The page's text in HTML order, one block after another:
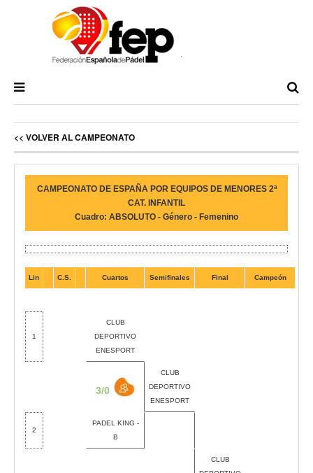
<< VOLVER AL CAMPEONATO
CAMPEONATO DE ESPAÑA POR EQUIPOS DE MENORES 2ª
CAT. INFANTIL
Cuadro: ABSOLUTO - Género - Femenino
Lin C.S. Cuartos Semifinales Final Campeón
1
CLUB
DEPORTIVO
ENESPORT
3/0
CLUB
DEPORTIVO
ENESPORT
2
PADEL KING -
B
CLUB